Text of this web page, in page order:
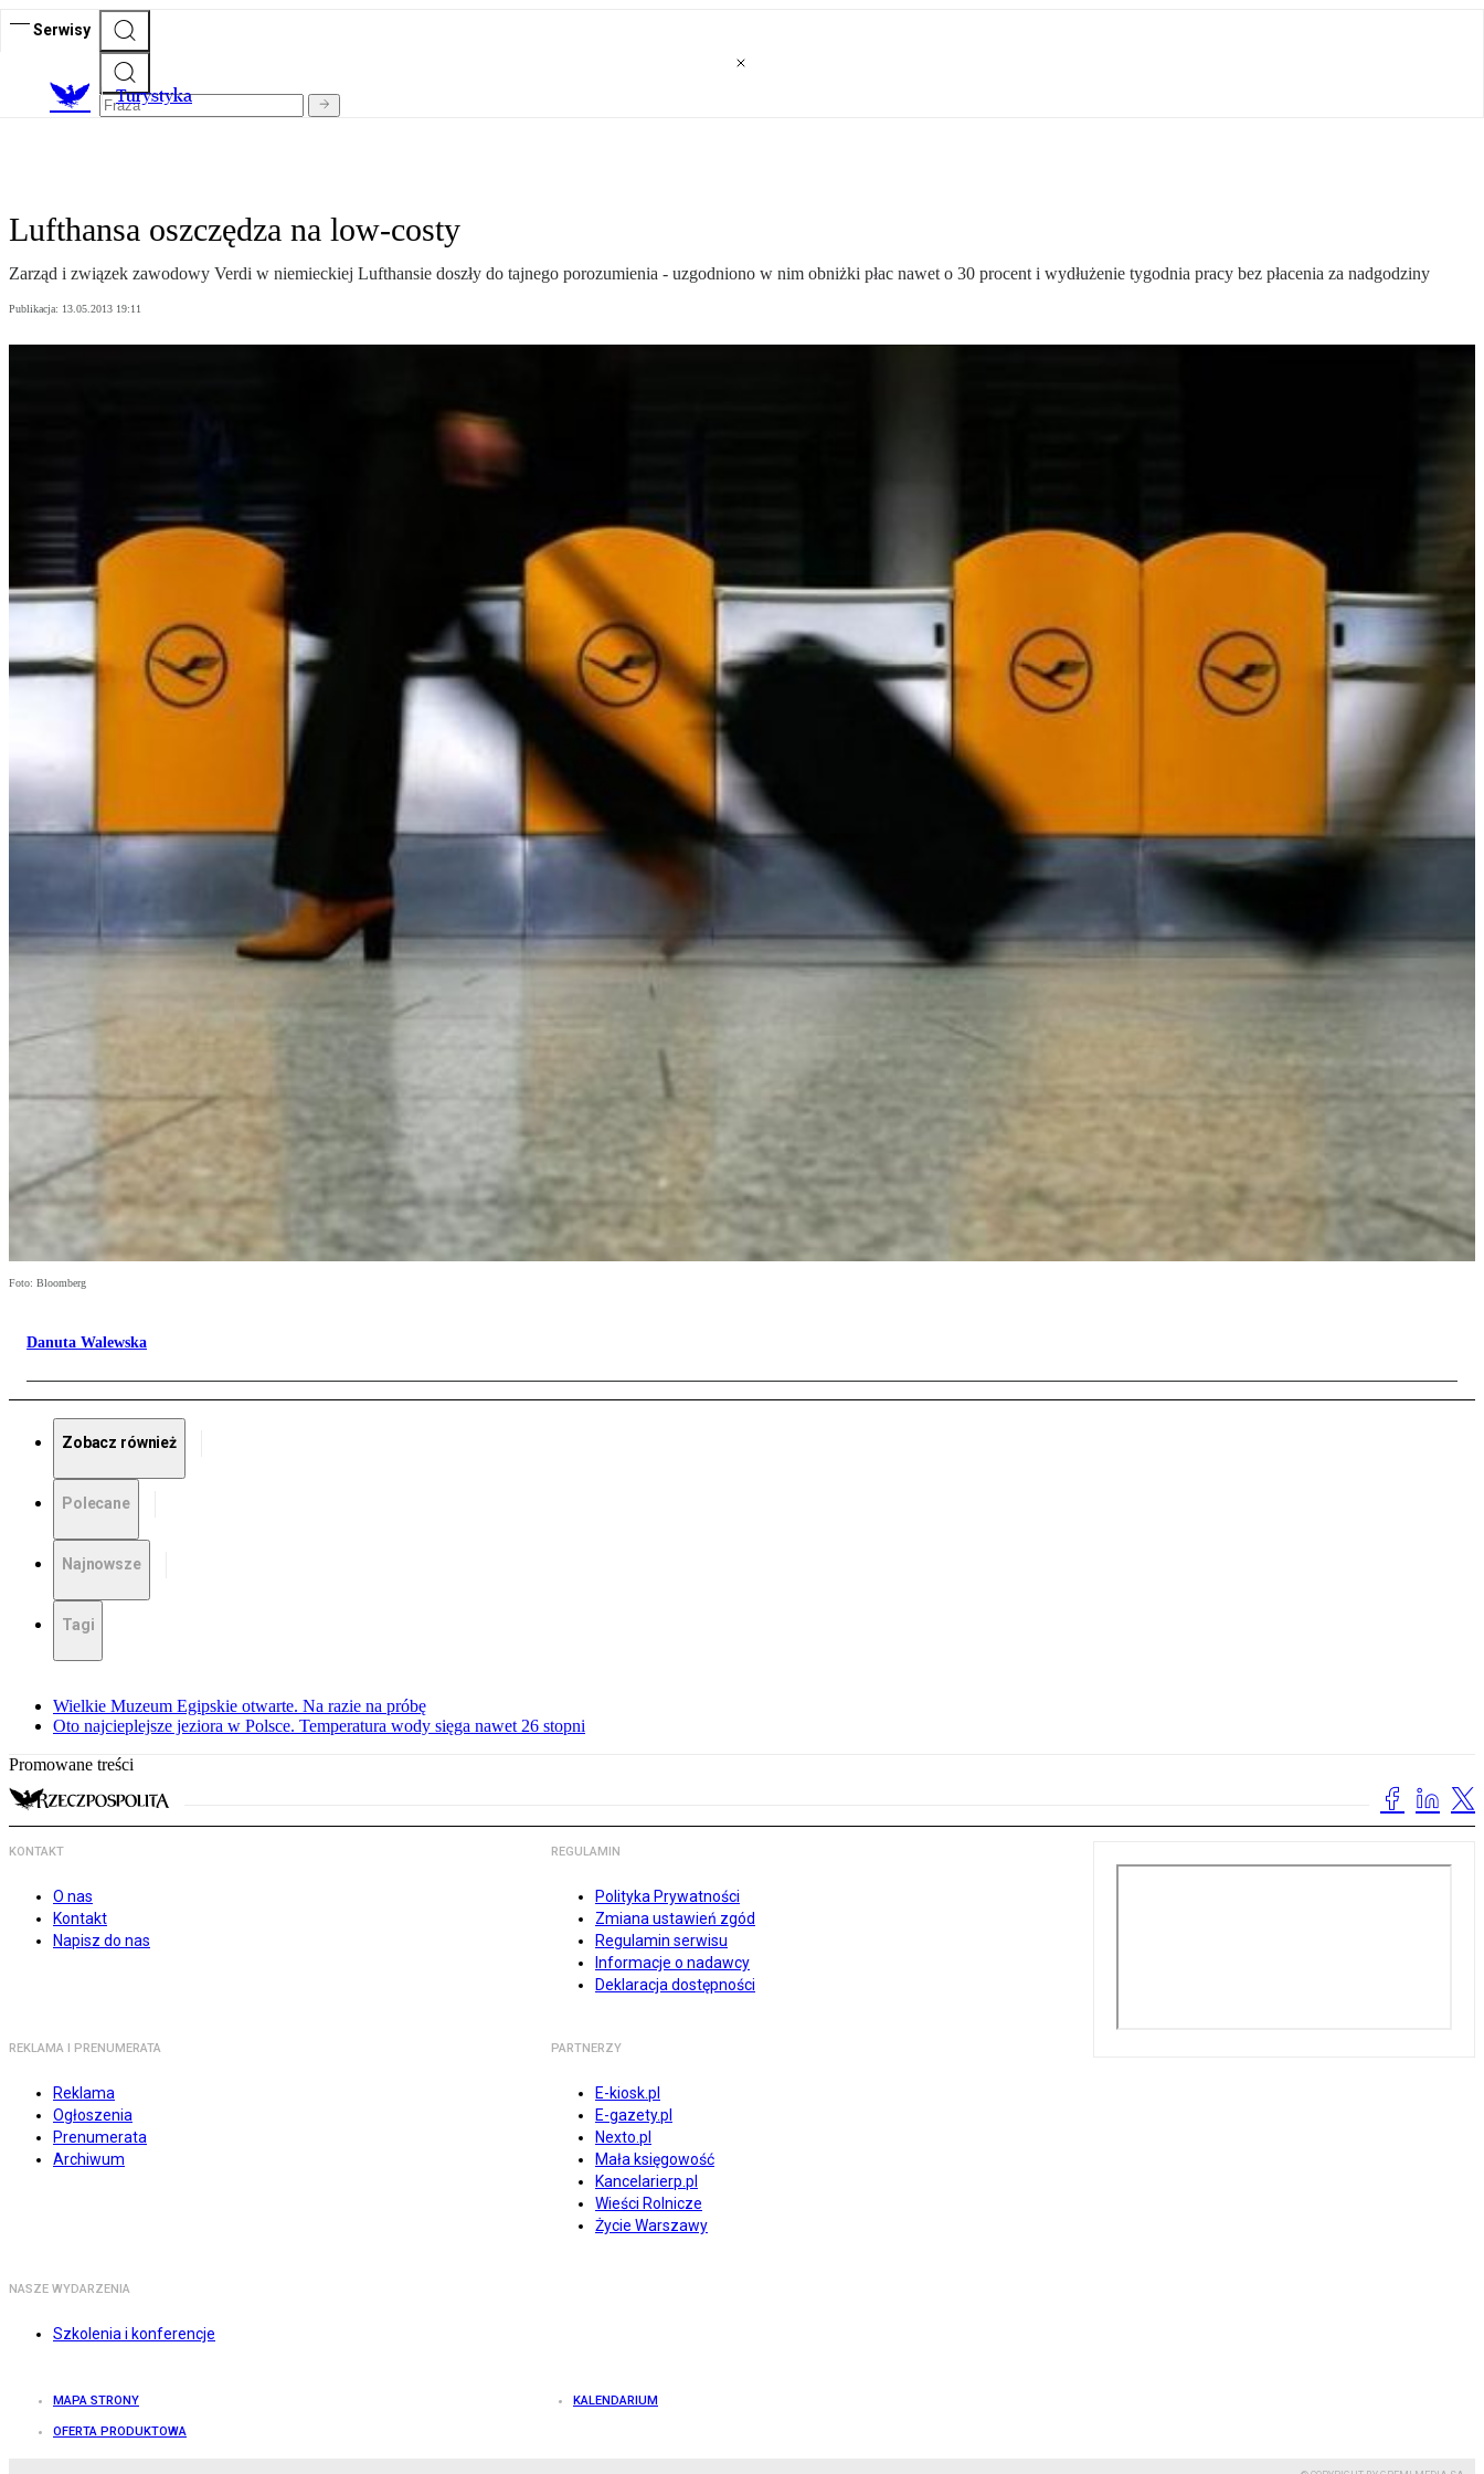
Serwisy
Turystyka
Lufthansa oszczędza na low-costy
Zarząd i związek zawodowy Verdi w niemieckiej Lufthansie doszły do tajnego porozumienia - uzgodniono w nim obniżki płac nawet o 30 procent i wydłużenie tygodnia pracy bez płacenia za nadgodziny
Publikacja: 13.05.2013 19:11
Foto: Bloomberg
Danuta Walewska
Zobacz również
Polecane
Najnowsze
Tagi
Wielkie Muzeum Egipskie otwarte. Na razie na próbę
Oto najcieplejsze jeziora w Polsce. Temperatura wody sięga nawet 26 stopni
Promowane treści
KONTAKT
O nas
Kontakt
Napisz do nas
REGULAMIN
Polityka Prywatności
Zmiana ustawień zgód
Regulamin serwisu
Informacje o nadawcy
Deklaracja dostępności
REKLAMA I PRENUMERATA
Reklama
Ogłoszenia
Prenumerata
Archiwum
PARTNERZY
E-kiosk.pl
E-gazety.pl
Nexto.pl
Mała księgowość
Kancelarierp.pl
Wieści Rolnicze
Życie Warszawy
NASZE WYDARZENIA
Szkolenia i konferencje
MAPA STRONY KALENDARIUM
OFERTA PRODUKTOWA